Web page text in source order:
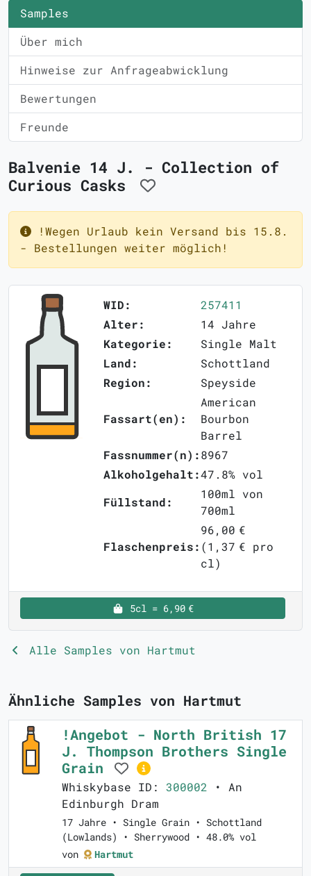
Samples
Über mich
Hinweise zur Anfrageabwicklung
Bewertungen
Freunde
Balvenie 14 J. - Collection of
Curious Casks
!Wegen Urlaub kein Versand bis 15.8.
- Bestellungen weiter möglich!
WID:
257411
Alter:
14 Jahre
Kategorie:
Single Malt
Land:
Schottland
Region:
Speyside
Fassart(en):
American
Bourbon
Barrel
Fassnummer(n):8967
Alkoholgehalt:47.8% vol
Füllstand:
100ml von
700ml
Flaschenpreis:
96,00 €
(1,37 € pro
cl)
5cl = 6,90 €
Alle Samples von Hartmut
Ähnliche Samples von Hartmut
!Angebot - North British 17
J. Thompson Brothers Single
Grain
Whiskybase ID: 300002 • An
Edinburgh Dram
17 Jahre • Single Grain • Schottland
(Lowlands) • Sherrywood • 48.0% vol
von
Hartmut